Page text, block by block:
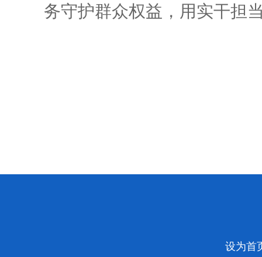
务守护群众权益，用实干担
设为首